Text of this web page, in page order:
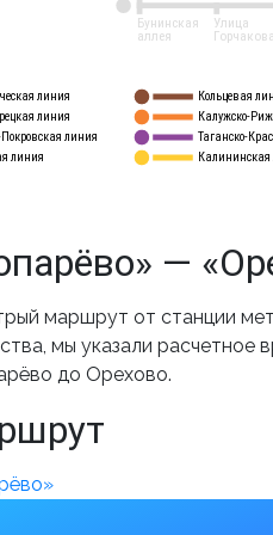
линия
линия
линия
линия
Кольцевая
Калужско-
Таганско-
Калининская
Улица
Горчакова
Бунинская
аллея
—
маршрут от станции
мы указали расчетное
до Орехово.